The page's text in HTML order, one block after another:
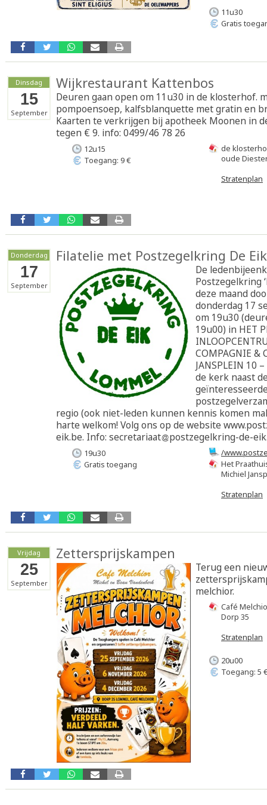
11u30
Gratis
Dinsdag
15
September
Wijkrestaurant Kattenbos
Deuren gaan open om 11u30 in de klosterhof.
pompoensoep, kalfsblanquette met gratin en
Kaarten te verkrijgen bij apotheek Moonen in
tegen € 9. info: 0499/46 78 26
de
oude
Stratenplan
12u15
Toegang: 9 €
Donderdag
17
September
Filatelie met Postzegelkring De Eik
De
Postzegelkring
deze maand
donderdag 17
om 19u30
19u00) in HET
COMPAGNIE &
JANSPLEIN 10
de kerk naast
regio (ook niet-leden kunnen kennis komen
harte welkom! Volg ons op de website
eik.be. Info: secretariaat
postzegelkring-de-
/
Het
Michiel
Stratenplan
19u30
Gratis toegang
Vrijdag
25
September
Zettersprijskampen
Terug een
melchior.
Café
Dorp 35
Stratenplan
20u00
Toegang: 5 €